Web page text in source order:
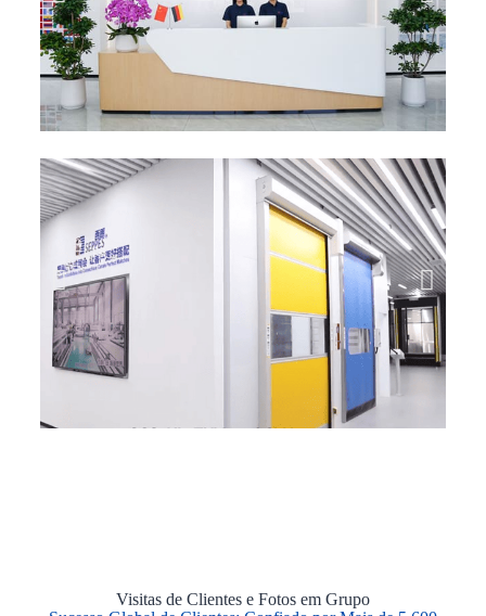
Visitas de Clientes e Fotos em Grupo